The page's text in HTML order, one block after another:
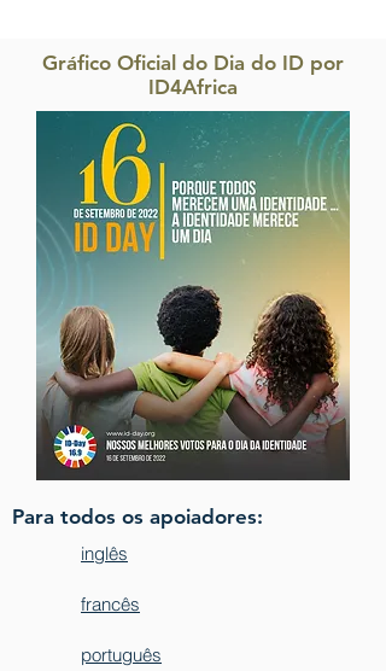
Gráfico Oficial do Dia do ID por
ID4Africa
Para todos os apoiadores:
inglês
francês
português